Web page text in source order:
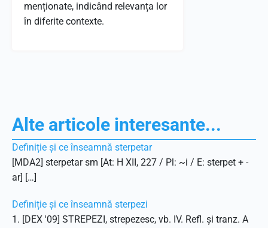
menționate, indicând relevanța lor
în diferite contexte.
Alte articole interesante...
Definiție și ce înseamnă sterpetar
[MDA2] sterpetar sm [At: H XII, 227 / Pl: ~i / E: sterpet + -
ar] […]
Definiție și ce înseamnă sterpezi
1. [DEX '09] STREPEZI, strepezesc, vb. IV. Refl. și tranz. A